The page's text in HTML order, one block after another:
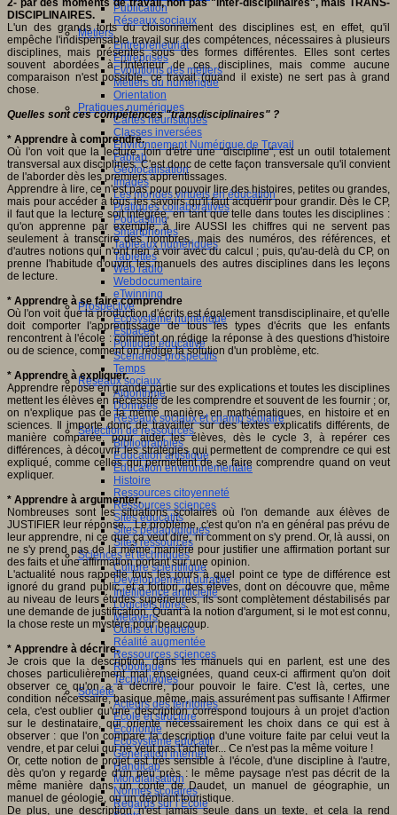
Publication
Réseaux sociaux
Métiers
Entrepreneuriat
Entreprises
Evolutions des métiers
Métiers du numérique
Orientation
Pratiques numériques
Cartes heuristiques
Classes inversées
Environnement Numérique de Travail
Fablab
Géolocalisation
Images
Les mondes virtuels en éducation
Pratiques collaboratives
Podcasting
Smartphones
Tableaux numériques
Tablettes
Web radio
Webdocumentaire
eTwinning
Prospective
Ecosystème numérique
Espaces
Politique éducative
Scénarios prospectifs
Temps
Réseaux sociaux
Algorithme
Données
Réseaux sociaux et champ scolaire
Sélection de ressources
Bibliographies
Education artistique
Education environnementale
Histoire
Ressources citoyenneté
Ressources sciences
Sites éducatifs
Sites pédagogiques
Sites ressources
Sciences et techniques
Culture scientifique
Développement durable
Intelligence artificielle
Logiciels libres
Métavers
Outils et logiciels
Réalité augmentée
Ressources sciences
Robotique
Technologies
Société
Acteurs des territoires
Ecole et structure
Economie
Ecosystème éducatif
Génération internet
Handicap
Mondialisation
Normes scolaires
Regards sur l’Ecole
2- par des moments de travail, non pas "inter-disciplinaires", mais TRANS-
DISCIPLINAIRES.
L'un des grands torts du cloisonnement des disciplines est, en effet, qu'il
empêche l'indispensable travail sur des compétences, nécessaires à plusieurs
disciplines, mais présentes sous des formes différentes. Elles sont certes
souvent abordées à l'intérieur de ces disciplines, mais comme aucune
comparaison n'est possible, ce travail (quand il existe) ne sert pas à grand
chose.
Quelles sont ces compétences "transdisciplinaires" ?
* Apprendre à comprendre.
Où l'on voit que la lecture, loin d'être une "discipline", est un outil totalement
transversal aux disciplines. C'est donc de cette façon transversale qu'il convient
de l'aborder dès les premiers apprentissages.
Apprendre à lire, ce n'est pas pour pouvoir lire des histoires, petites ou grandes,
mais pour accéder à tous les savoirs qu'il faut acquérir pour grandir. Dès le CP,
il faut que la lecture soit intégrée, en tant que telle dans toutes les disciplines :
qu'on apprenne par exemple, à lire AUSSI les chiffres qui ne servent pas
seulement à transcrire des nombres, mais des numéros, des références, et
d'autres notions qui n'ont rien à voir avec du calcul ; puis, qu'au-delà du CP, on
prenne l'habitude d'ouvrir les manuels des autres disciplines dans les leçons
de lecture.
* Apprendre à se faire comprendre
Où l'on voit que la production d'écrits est également transdisciplinaire, et qu'elle
doit comporter l'apprentissage de tous les types d'écrits que les enfants
rencontrent à l'école : comment on rédige la réponse à des questions d'histoire
ou de science, comment on rédige la solution d'un problème, etc.
* Apprendre à expliquer.
Apprendre repose en grande partie sur des explications et toutes les disciplines
mettent les élèves en nécessité de les comprendre et souvent de les fournir ; or,
on n'explique pas de la même manière, en mathématiques, en histoire et en
sciences. Il importe donc de travailler sur des textes explicatifs différents, de
manière comparée, pour aider les élèves, dès le cycle 3, à repérer ces
différences, à découvrir les stratégies qui permettent de comprendre ce qui est
expliqué, comme celles qui permettent de se faire comprendre quand on veut
expliquer.
* Apprendre à argumenter.
Nombreuses sont les situations scolaires où l'on demande aux élèves de
JUSTIFIER leur réponse... Le problème, c'est qu'on n'a en général pas prévu de
leur apprendre, ni ce que ça veut dire, ni comment on s'y prend. Or, là aussi, on
ne s'y prend pas de la même manière pour justifier une affirmation portant sur
des faits et une affirmation portant sur une opinion.
L'actualité nous rappelle tous les jours à quel point ce type de différence est
ignoré du grand public, et a fortiori, des élèves, dont on découvre que, même
au niveau de leurs études supérieures, ils sont complètement déstabilisés par
une demande de justification. Quant à la notion d'argument, si le mot est connu,
la chose reste un mystère pour beaucoup.
* Apprendre à décrire.
Je crois que la description, dans les manuels qui en parlent, est une des
choses particulièrement mal enseignées, quand ceux-ci affirment qu'on doit
observer ce qu'on a à décrire, pour pouvoir le faire. C'est là, certes, une
condition nécessaire, basique même, mais assurément pas suffisante ! Affirmer
cela, c'est oublier qu'une description correspond toujours à un projet d'action
sur le destinataire, qui oriente nécessairement les choix dans ce qui est à
observer : que l'on compare la description d'une voiture faite par celui veut la
vendre, et par celui qui ne veut pas l'acheter... Ce n'est pas la même voiture !
Or, cette notion de projet est très sensible à l'école, d'une discipline à l'autre,
dès qu'on y regarde d'un peu près : le même paysage n'est pas décrit de la
même manière dans un conte de Daudet, un manuel de géographie, un
manuel de géologie, ou un dépliant touristique.
De plus, une description n'est jamais seule dans un texte, et cela la rend